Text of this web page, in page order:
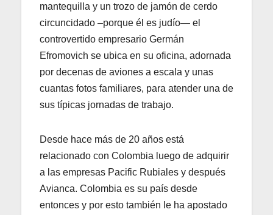
mantequilla y un trozo de jamón de cerdo
circuncidado –porque él es judío— el
controvertido empresario Germán
Efromovich se ubica en su oficina, adornada
por decenas de aviones a escala y unas
cuantas fotos familiares, para atender una de
sus típicas jornadas de trabajo.
Desde hace más de 20 años está
relacionado con Colombia luego de adquirir
a las empresas Pacific Rubiales y después
Avianca. Colombia es su país desde
entonces y por esto también le ha apostado